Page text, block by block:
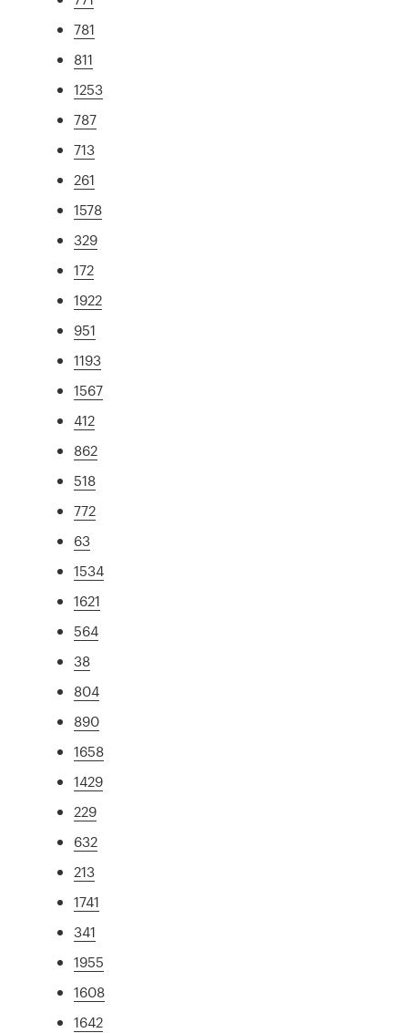
781
811
1253
787
713
261
1578
329
172
1922
951
1193
1567
412
862
518
772
63
1534
1621
564
38
804
890
1658
1429
229
632
213
1741
341
1955
1608
1642